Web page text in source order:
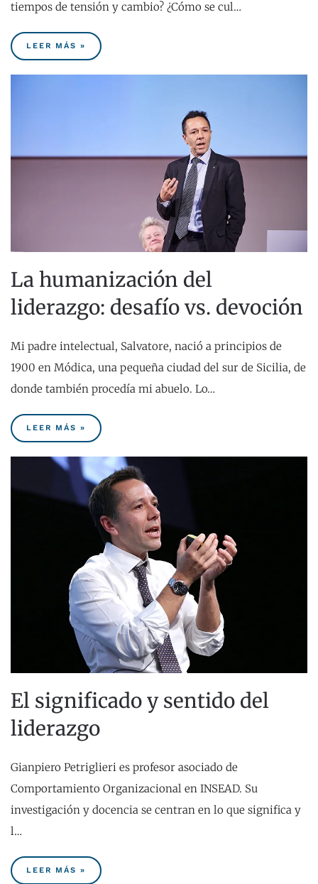
tiempos de tensión y cambio? ¿Cómo se cul…
LEER MÁS »
La humanización del
liderazgo: desafío vs. devoción
Mi padre intelectual, Salvatore, nació a principios de
1900 en Módica, una pequeña ciudad del sur de Sicilia, de
donde también procedía mi abuelo. Lo…
LEER MÁS »
El significado y sentido del
liderazgo
Gianpiero Petriglieri es profesor asociado de
Comportamiento Organizacional en INSEAD. Su
investigación y docencia se centran en lo que significa y
l…
LEER MÁS »